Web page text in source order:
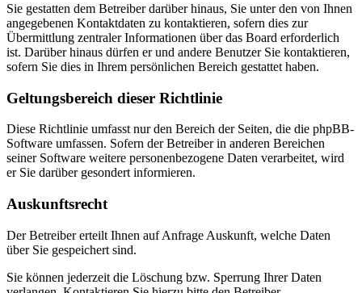
Sie gestatten dem Betreiber darüber hinaus, Sie unter den von Ihnen
angegebenen Kontaktdaten zu kontaktieren, sofern dies zur
Übermittlung zentraler Informationen über das Board erforderlich
ist. Darüber hinaus dürfen er und andere Benutzer Sie kontaktieren,
sofern Sie dies in Ihrem persönlichen Bereich gestattet haben.
Geltungsbereich dieser Richtlinie
Diese Richtlinie umfasst nur den Bereich der Seiten, die die phpBB-
Software umfassen. Sofern der Betreiber in anderen Bereichen
seiner Software weitere personenbezogene Daten verarbeitet, wird
er Sie darüber gesondert informieren.
Auskunftsrecht
Der Betreiber erteilt Ihnen auf Anfrage Auskunft, welche Daten
über Sie gespeichert sind.
Sie können jederzeit die Löschung bzw. Sperrung Ihrer Daten